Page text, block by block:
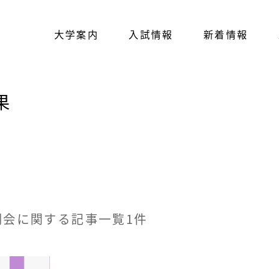
大学案内 入試情報 新着情報
に関する記事一覧1件